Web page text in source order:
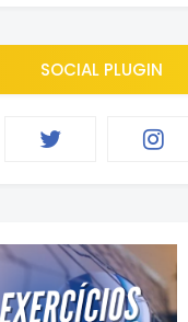
SOCIAL PLUGIN